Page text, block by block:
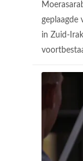
geplaagde
in Zuid-